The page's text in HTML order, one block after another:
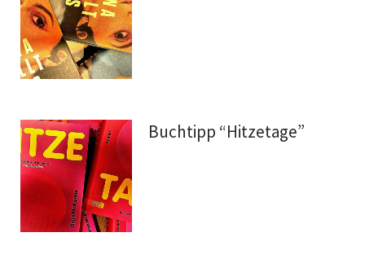
Buchtipp “Hitzetage”